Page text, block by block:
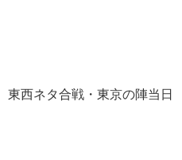
東西ネタ合戦・東京の陣当日